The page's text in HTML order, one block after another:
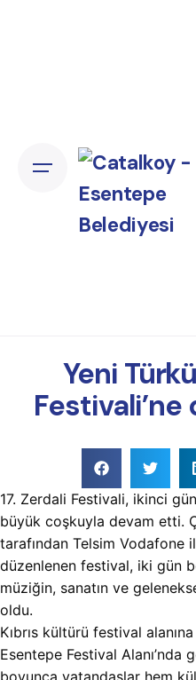
Yeni
17. Zerdali Festivali, ikinci
büyük coşkuyla devam etti.
tarafından Telsim Vodafone
düzenlenen festival, iki gün
müziğin, sanatın ve
oldu.
Kıbrıs kültürü festival alanına
Esentepe Festival